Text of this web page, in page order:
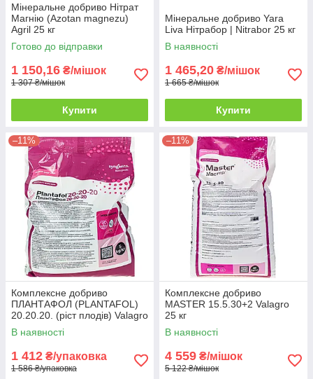
Мінеральне добриво Нітрат
Магнію (Azotan magnezu)
Agril 25 кг
Готово до відправки
1 150,16 ₴/мішок
1 307 ₴/мішок
Купити
Мінеральне добриво Yara
Liva Нітрабор | Nitrabor 25 кг
В наявності
1 465,20 ₴/мішок
1 665 ₴/мішок
Купити
–11%
Комплексне добриво
ПЛАНТАФОЛ (PLANTAFOL)
20.20.20. (ріст плодів) Valagro
5 кг
В наявності
1 412 ₴/упаковка
1 586 ₴/упаковка
–11%
Комплексне добриво
MASTER 15.5.30+2 Valagro
25 кг
В наявності
4 559 ₴/мішок
5 122 ₴/мішок